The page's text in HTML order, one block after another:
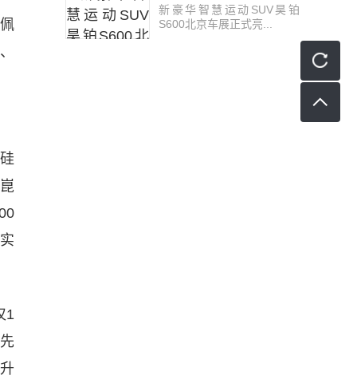
1
新豪华智慧运动SUV昊铂
S600北京车展正式亮...